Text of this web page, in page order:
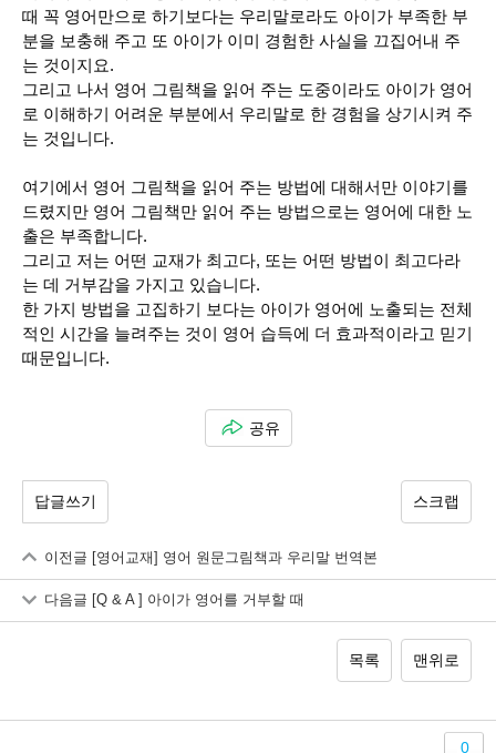
때 꼭 영어만으로 하기보다는 우리말로라도 아이가 부족한 부
분을 보충해 주고 또 아이가 이미 경험한 사실을 끄집어내 주
는 것이지요.
그리고 나서 영어 그림책을 읽어 주는 도중이라도 아이가 영어
로 이해하기 어려운 부분에서 우리말로 한 경험을 상기시켜 주
는 것입니다.
여기에서 영어 그림책을 읽어 주는 방법에 대해서만 이야기를
드렸지만 영어 그림책만 읽어 주는 방법으로는 영어에 대한 노
출은 부족합니다.
그리고 저는 어떤 교재가 최고다, 또는 어떤 방법이 최고다라
는 데 거부감을 가지고 있습니다.
한 가지 방법을 고집하기 보다는 아이가 영어에 노출되는 전체
적인 시간을 늘려주는 것이 영어 습득에 더 효과적이라고 믿기
때문입니다.
공유
답글쓰기 스크랩
이전글 [영어교재] 영어 원문그림책과 우리말 번역본
다음글 [Q & A ] 아이가 영어를 거부할 때
목록 맨위로
0